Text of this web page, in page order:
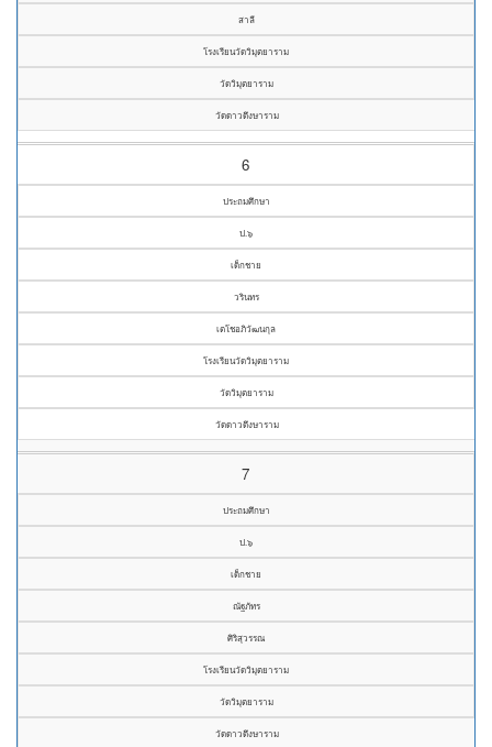
สาลี
โรงเรียนวัดวิมุตยาราม
วัดวิมุตยาราม
วัดดาวดึงษาราม
6
ประถมศึกษา
ป.๖
เด็กชาย
วรินทร
เตโชอภิวัฒนกุล
โรงเรียนวัดวิมุตยาราม
วัดวิมุตยาราม
วัดดาวดึงษาราม
7
ประถมศึกษา
ป.๖
เด็กชาย
ณัฐภัทร
ศิริสุวรรณ
โรงเรียนวัดวิมุตยาราม
วัดวิมุตยาราม
วัดดาวดึงษาราม